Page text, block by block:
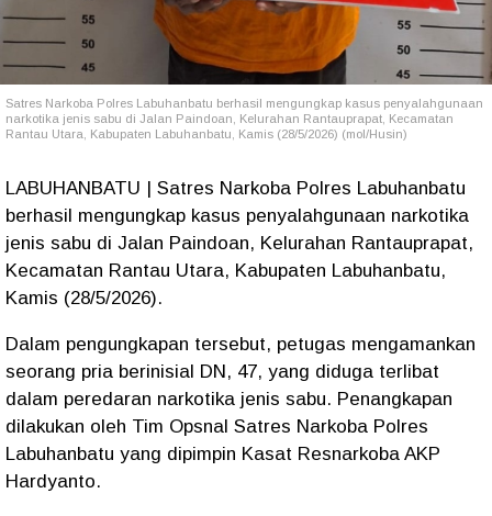
Satres Narkoba Polres Labuhanbatu berhasil mengungkap kasus penyalahgunaan
narkotika jenis sabu di Jalan Paindoan, Kelurahan Rantauprapat, Kecamatan
Rantau Utara, Kabupaten Labuhanbatu, Kamis (28/5/2026) (mol/Husin)
LABUHANBATU | Satres Narkoba Polres Labuhanbatu
berhasil mengungkap kasus penyalahgunaan narkotika
jenis sabu di Jalan Paindoan, Kelurahan Rantauprapat,
Kecamatan Rantau Utara, Kabupaten Labuhanbatu,
Kamis (28/5/2026).
Dalam pengungkapan tersebut, petugas mengamankan
seorang pria berinisial DN, 47, yang diduga terlibat
dalam peredaran narkotika jenis sabu. Penangkapan
dilakukan oleh Tim Opsnal Satres Narkoba Polres
Labuhanbatu yang dipimpin Kasat Resnarkoba AKP
Hardyanto.